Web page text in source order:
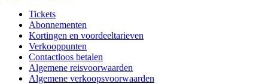
Tickets
Abonnementen
Kortingen en voordeeltarieven
Verkooppunten
Contactloos betalen
Algemene reisvoorwaarden
Algemene verkoopsvoorwaarden